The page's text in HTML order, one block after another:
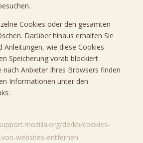
Cookies oder den gesamten
Darüber hinaus erhalten Sie
Anleitungen, wie diese Cookies
Speicherung vorab blockiert
nach Anbieter Ihres Browsers finden
Informationen unter den
de/kb/cookies-
websites-entfernen